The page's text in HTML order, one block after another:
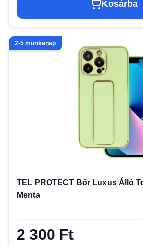
Kosárba
2-5 munkanap
TEL PROTECT Bőr Luxus Álló
Menta
2 300 Ft